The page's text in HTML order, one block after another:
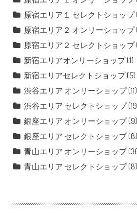
原宿エリア１ セレクトショップ
原宿エリア２ オンリーショップ
原宿エリア２ セレクトショップ
新宿エリアオンリーショップ(1)
新宿エリアセレクトショップ(5)
渋谷エリア オンリーショップ(11)
渋谷エリア セレクトショップ
銀座エリア オンリーショップ(9)
銀座エリア セレクトショップ(8)
青山エリア オンリーショップ
青山エリア セレクトショップ(8)